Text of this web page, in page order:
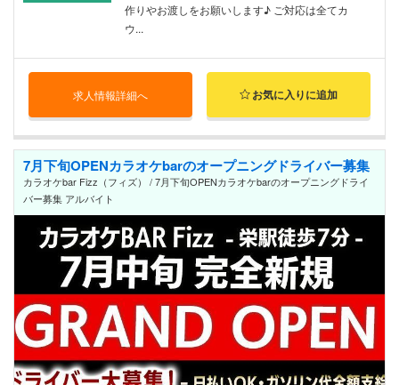
作りやお渡しをお願いします♪ ご対応は全てカ
ウ...
求人情報詳細へ お気に入りに追加
7月下旬OPENカラオケbarのオープニングドライバー募集
カラオケbar Fizz（フィズ） / 7月下旬OPENカラオケbarのオープニングドライ
バー募集 アルバイト